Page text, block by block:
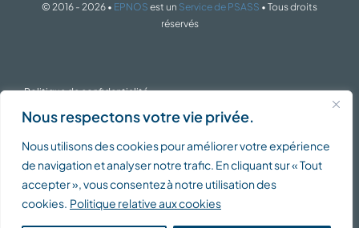
Nous respectons votre vie privée.
Nous utilisons des cookies pour améliorer votre expérience
de navigation et analyser notre trafic. En cliquant sur « Tout
accepter », vous consentez à notre utilisation des
cookies. Politique relative aux cookies
© 2016 - 2026 • EPNOS est un Service de PSASS • Tous droits
réservés
Politique de confidentialité
Politique de cookies